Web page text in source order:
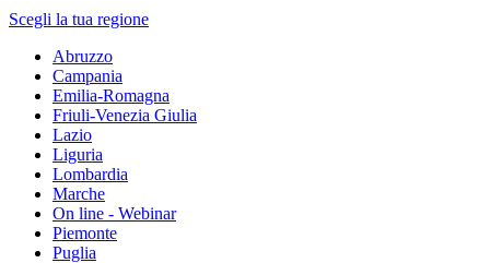
Scegli la tua regione
Abruzzo
Campania
Emilia-Romagna
Friuli-Venezia Giulia
Lazio
Liguria
Lombardia
Marche
On line - Webinar
Piemonte
Puglia